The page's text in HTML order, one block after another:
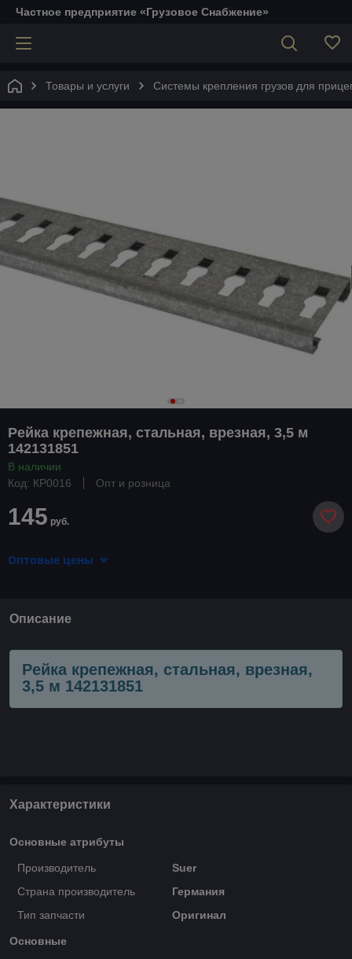
Частное предприятие «Грузовое Снабжение»
Товары и услуги Системы крепления грузов для
Рейка крепежная, стальная, врезная, 3,5 м
142131851
В наличии
Код: КР0016
Опт и розница
145 руб.
Оптовые цены
Описание
Рейка крепежная, стальная, врезная,
3,5 м 142131851
Характеристики
Основные атрибуты
Производитель
Suer
Страна производитель
Германия
Тип запчасти
Оригинал
Основные